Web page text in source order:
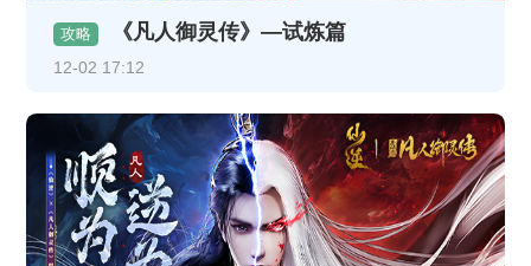
攻略 《凡人御灵传》—试炼篇
12-02 17:12